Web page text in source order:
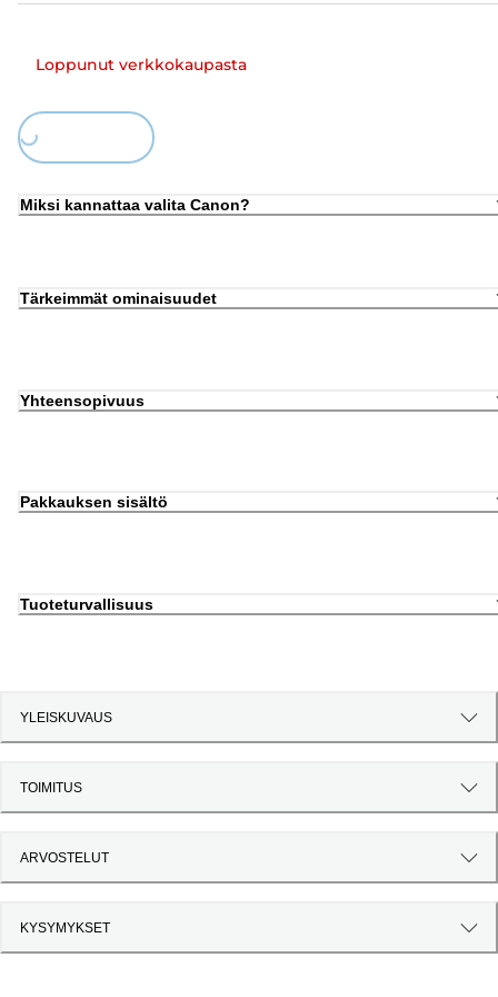
Loppunut verkkokaupasta
Loading...
Miksi kannattaa valita Canon?
Tärkeimmät ominaisuudet
Yhteensopivuus
Pakkauksen sisältö
Tuoteturvallisuus
YLEISKUVAUS
TOIMITUS
ARVOSTELUT
KYSYMYKSET